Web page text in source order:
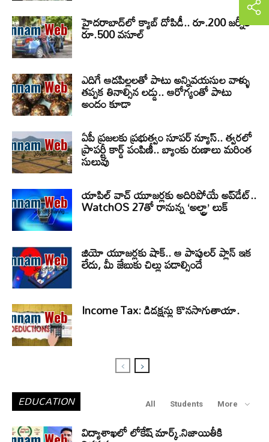
హైదరాబాద్‌లో క్యాబ్‌ దోపిడీ.. రూ.200 జర్నీకి
రూ.500 వసూల్
ఎదిగే ఆడపిల్లలతో పాటు అన్నివయసుల వాళ్ళు
తప్పక తినాల్సిన లడ్డు.. ఆరోగ్యంతో పాటు
అందం కూడా
ఏపీ ప్రజలకు ప్రభుత్వం సూపర్ న్యూస్.. త్వరలో
ప్రాపర్టీ కార్డ్ పంపిణీ.. బ్యాంకు రుణాలు మరింత
సులువు
యాపిల్ వాచ్ యూజర్లకు అదిరిపోయే అప్‌డేట్..
WatchOS 27తో రానున్న ‘అల్ట్రా’ లుక్
జియో యూజర్లకు షాక్.. ఆ పాపులర్ ప్లాన్ ఇక
లేదు, మీ జేబుకు చిల్లు పడాల్సిందే
Income Tax: డిడక్షన్లు కొనసాగుతాయా.
EDUCATION All Students More
విద్యాశాఖలో లోకేష్ మార్క్.నిజాయితీకి